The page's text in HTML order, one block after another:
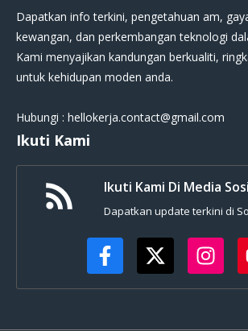
Dapatkan info terkini, pengetahuan am,
kewangan, dan perkembangan teknologi
Kami menyajikan kandungan berkualiti,
untuk kehidupan moden anda.
Hubungi : hellokerja.contact@gmail.com
Ikuti Kami
Ikuti Kami Di Media
Dapatkan update terkini di